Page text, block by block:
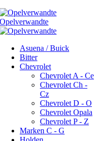
Asuena / Buick
Bitter
Chevrolet
Chevrolet A - Ce
Chevrolet Ch -
Cz
Chevrolet D - O
Chevrolet Opala
Chevrolet P - Z
Marken C - G